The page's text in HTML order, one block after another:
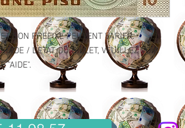
SON PREFIXE PEUVENT VARIER.
/ L'ETAT DU BILLET, VEUILLEZ VOIR
"AIDE".